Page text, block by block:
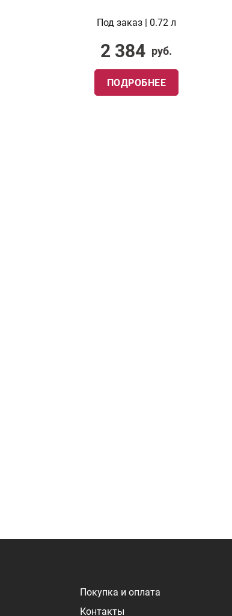
Под заказ | 0.72 л
2 384 руб.
ПОДРОБНЕЕ
Покупка и оплата
Контакты